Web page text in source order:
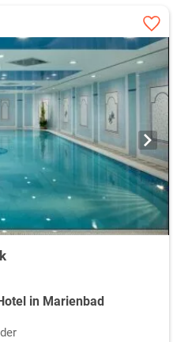
in Marienbad